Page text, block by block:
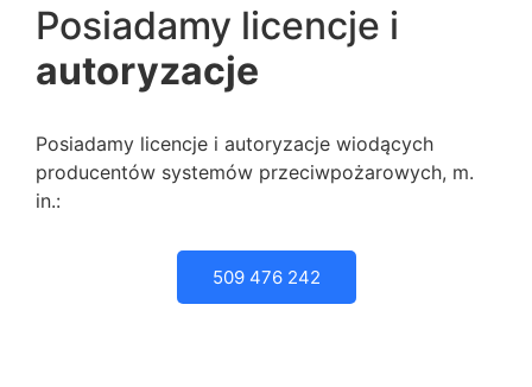
Posiadamy licencje i
autoryzacje
Posiadamy licencje i autoryzacje wiodących
producentów systemów przeciwpożarowych, m.
in.:
509 476 242